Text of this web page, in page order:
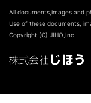
All documents,images and
Use of these documents,
Copyright (C) JIHO,Inc.